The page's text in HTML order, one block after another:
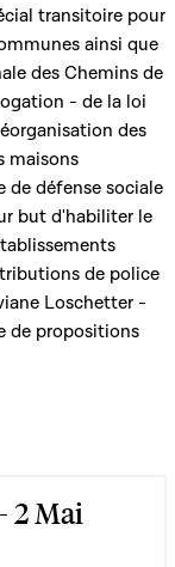
transitoire pour
ainsi que
des Chemins de
- de la loi
des
maisons
de défense sociale
but d'habiliter le
de police
Loschetter -
de propositions
2 Mai